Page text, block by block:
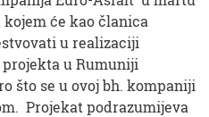
će kao članica
u realizaciji
u Rumuniji
što se u ovoj bh. kompaniji
Projekat podrazumijeva